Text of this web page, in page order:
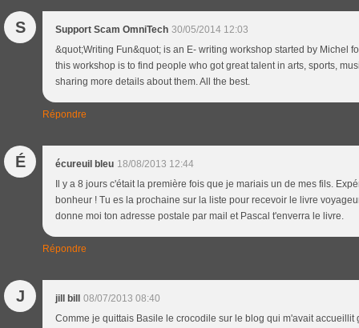
S Support Scam OmniTech 30/05/2014 12:03
&quot;Writing Fun&quot; is an E- writing workshop started by Michel
this workshop is to find people who got great talent in arts, sports,
sharing more details about them. All the best.
Répondre
É écureuil bleu 18/08/2013 12:44
Il y a 8 jours c'était la première fois que je mariais un de mes fils.
bonheur ! Tu es la prochaine sur la liste pour recevoir le livre
donne moi ton adresse postale par mail et Pascal t'enverra le livre.
Répondre
J jill bill
08/07/2013 08:40
Comme je quittais Basile le crocodile sur le blog qui m'avait accueillit